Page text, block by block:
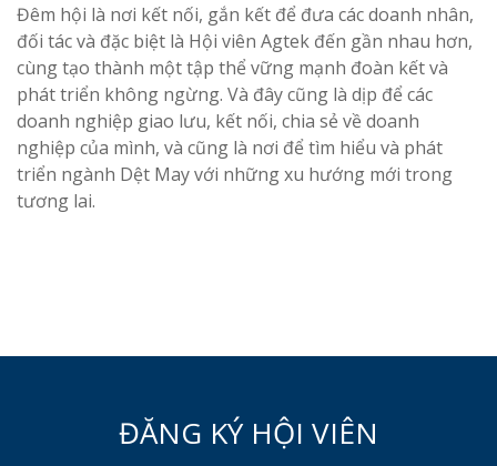
Đêm hội là nơi kết nối, gắn kết để đưa các doanh nhân,
đối tác và đặc biệt là Hội viên Agtek đến gần nhau hơn,
cùng tạo thành một tập thể vững mạnh đoàn kết và
phát triển không ngừng. Và đây cũng là dịp để các
doanh nghiệp giao lưu, kết nối, chia sẻ về doanh
nghiệp của mình, và cũng là nơi để tìm hiểu và phát
triển ngành Dệt May với những xu hướng mới trong
tương lai.
ĐĂNG KÝ HỘI VIÊN